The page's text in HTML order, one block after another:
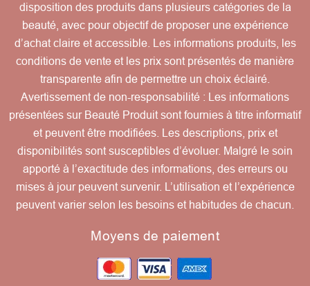
disposition des produits dans plusieurs catégories de la
beauté, avec pour objectif de proposer une expérience
d’achat claire et accessible. Les informations produits, les
conditions de vente et les prix sont présentés de manière
transparente afin de permettre un choix éclairé.
Avertissement de non-responsabilité : Les informations
présentées sur Beauté Produit sont fournies à titre informatif
et peuvent être modifiées. Les descriptions, prix et
disponibilités sont susceptibles d’évoluer. Malgré le soin
apporté à l’exactitude des informations, des erreurs ou
mises à jour peuvent survenir. L’utilisation et l’expérience
peuvent varier selon les besoins et habitudes de chacun.
Moyens de paiement